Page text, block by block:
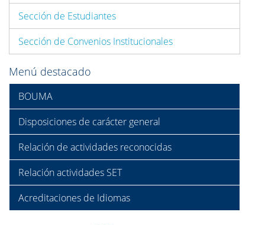
Sección de Estudiantes
Sección de Convenios Institucionales
Menú destacado
BOUMA
Disposiciones de carácter general
Relación de actividades reconocidas
Relación actividades SET
Acreditaciones de Idiomas